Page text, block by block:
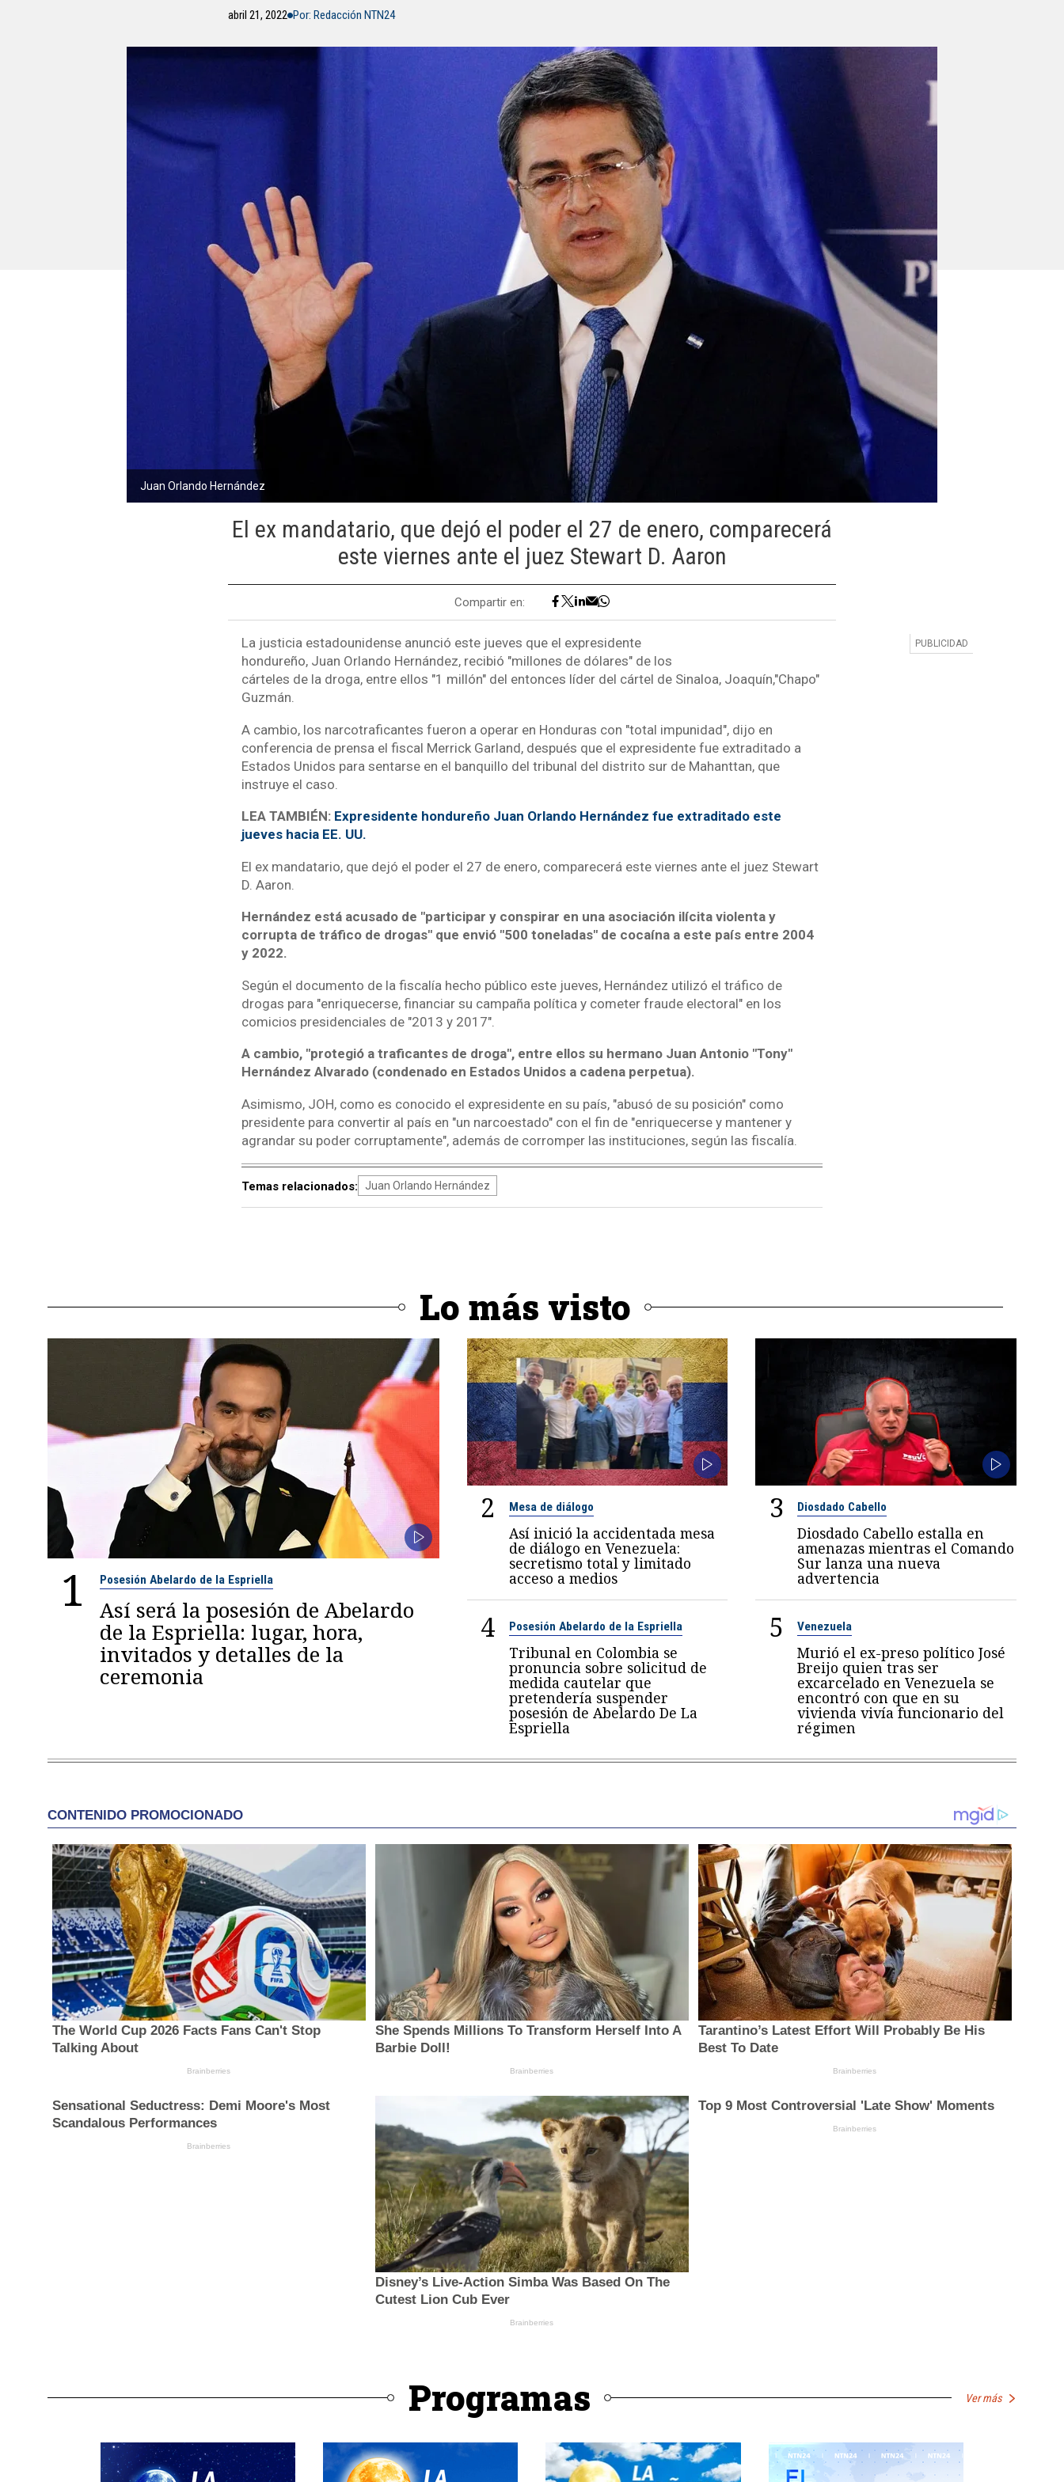
abril 21, 2022 Por: Redacción NTN24
Juan Orlando Hernández
El ex mandatario, que dejó el poder el 27 de enero, comparecerá
este viernes ante el juez Stewart D. Aaron
Compartir en:
La justicia estadounidense anunció este jueves que el expresidente
hondureño, Juan Orlando Hernández, recibió "millones de dólares" de los
cárteles de la droga, entre ellos "1 millón" del entonces líder del cártel de Sinaloa, Joaquín,"Chapo"
Guzmán.
A cambio, los narcotraficantes fueron a operar en Honduras con "total impunidad", dijo en
conferencia de prensa el fiscal Merrick Garland, después que el expresidente fue extraditado a
Estados Unidos para sentarse en el banquillo del tribunal del distrito sur de Mahanttan, que
instruye el caso.
LEA TAMBIÉN: Expresidente hondureño Juan Orlando Hernández fue extraditado este
jueves hacia EE. UU.
El ex mandatario, que dejó el poder el 27 de enero, comparecerá este viernes ante el juez Stewart
D. Aaron.
Hernández está acusado de "participar y conspirar en una asociación ilícita violenta y
corrupta de tráfico de drogas" que envió "500 toneladas" de cocaína a este país entre 2004
y 2022.
Según el documento de la fiscalía hecho público este jueves, Hernández utilizó el tráfico de
drogas para "enriquecerse, financiar su campaña política y cometer fraude electoral" en los
comicios presidenciales de "2013 y 2017".
A cambio, "protegió a traficantes de droga", entre ellos su hermano Juan Antonio "Tony"
Hernández Alvarado (condenado en Estados Unidos a cadena perpetua).
Asimismo, JOH, como es conocido el expresidente en su país, "abusó de su posición" como
presidente para convertir al país en "un narcoestado" con el fin de "enriquecerse y mantener y
agrandar su poder corruptamente", además de corromper las instituciones, según las fiscalía.
Temas relacionados: Juan Orlando Hernández
Lo más visto
1 Posesión Abelardo de la Espriella
Así será la posesión de Abelardo
de la Espriella: lugar, hora,
invitados y detalles de la
ceremonia
2 Mesa de diálogo
Así inició la accidentada mesa
de diálogo en Venezuela:
secretismo total y limitado
acceso a medios
3 Diosdado Cabello
Diosdado Cabello estalla en
amenazas mientras el Comando
Sur lanza una nueva
advertencia
4 Posesión Abelardo de la Espriella
Tribunal en Colombia se
pronuncia sobre solicitud de
medida cautelar que
pretendería suspender
posesión de Abelardo De La
Espriella
5 Venezuela
Murió el ex-preso político José
Breijo quien tras ser
excarcelado en Venezuela se
encontró con que en su
vivienda vivía funcionario del
régimen
Programas Ver más